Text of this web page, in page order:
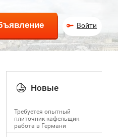
Войти
Новые
Требуется опытный
плиточник кафельщик
работa в Германи